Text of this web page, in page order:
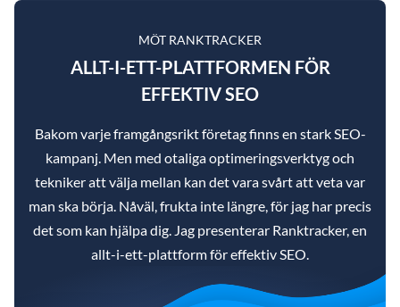
MÖT RANKTRACKER
ALLT-I-ETT-PLATTFORMEN FÖR
EFFEKTIV SEO
Bakom varje framgångsrikt företag finns en stark SEO-
kampanj. Men med otaliga optimeringsverktyg och
tekniker att välja mellan kan det vara svårt att veta var
man ska börja. Nåväl, frukta inte längre, för jag har precis
det som kan hjälpa dig. Jag presenterar Ranktracker, en
allt-i-ett-plattform för effektiv SEO.